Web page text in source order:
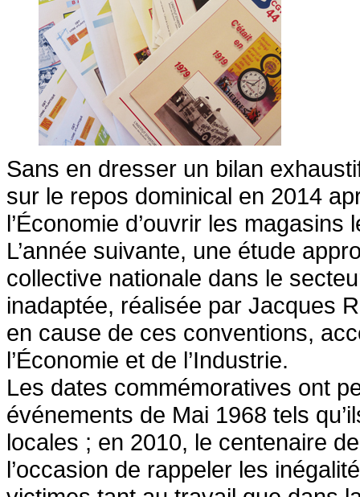
Sans en dresser un bilan
sur le repos dominical en 2014
l’Économie d’ouvrir les
L’année suivante, une étude
collective nationale dans le
inadaptée, réalisée par Jacques
en cause de ces conventions,
l’Économie et de l’Industrie.
Les dates commémoratives ont
événements de Mai 1968 tels
locales ; en 2010, le centenaire
l’occasion de rappeler les